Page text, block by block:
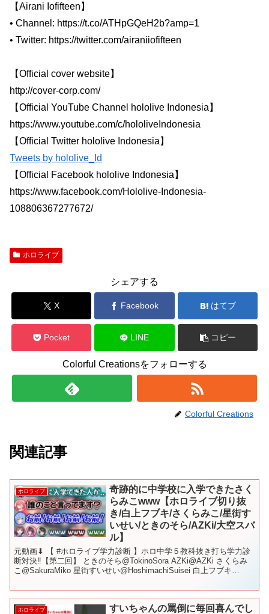
【Airani Iofifteen】
• Channel: https://t.co/ATHpGQeH2b?amp=1
• Twitter: https://twitter.com/airaniiofifteen
【Official cover website】
http://cover-corp.com/
【Official YouTube Channel hololive Indonesia】
https://www.youtube.com/c/hololiveIndonesia
【Official Twitter hololive Indonesia】
Tweets by hololive_Id
【Official Facebook hololive Indonesia】
https://www.facebook.com/Hololive-Indonesia-
108806367277672/
ホロライブ
シェアする
X Facebook はてブ
Pocket LINE コピー
Colorful Creationsをフォローする
Colorful Creations
関連記事
ホロライブ
奇跡的に中学校に入学できたさく
らみこwww【ホロライブ切り抜
き/白上フブキ/さくらみこ/星街す
いせい/ときのそら/AZKi/大空スバ
ル】
元動画⬇︎ 【 #ホロライブ学力診断 】ホロ中学５教科抜き打ち学力診
断対決‼【第二回】 ときのそら@TokinoSora AZKi@AZKi さくらみ
こ@SakuraMiko 星街すいせい@HoshimachiSuisei 白上フブキ
ホロライブ
すいちゃんの罵倒に毎回喜んでし